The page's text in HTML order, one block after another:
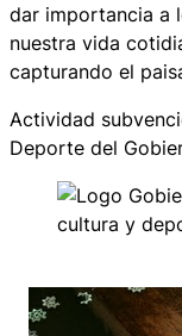
dar importancia a
nuestra vida
capturando el
Actividad
Deporte del